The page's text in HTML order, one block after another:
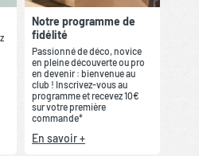
Notre programme de
fidélité
Passionné de déco, novice
en pleine découverte ou pro
en devenir : bienvenue au
club ! Inscrivez-vous au
programme et recevez 10€
sur votre première
commande*
En savoir +